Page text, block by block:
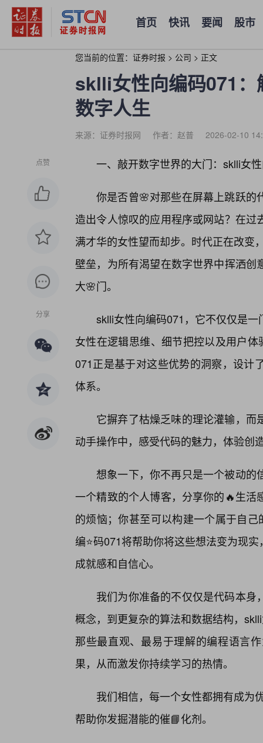
首页 快讯 要闻 股市
您当前的位置： 证券时报 > 公司 > 正文
sklli女性向编码071：
数字人生
来源：证券时报网 作者：赵普 2026-02-10
点赞
分享
一、敲开数字世界的大门：sklli女
你是否曾🌸对那些在屏幕上跳跃的
造出令人惊叹的应用程序或网站？在
满才华的女性望而却步。时代正在改变
壁垒，为所有渴望在数字世界中挥洒
大🌸门。
sklli女性向编码071，它不仅仅是
女性在逻辑思维、细节把控以及用户
071正是基于对这些优势的洞察，设计
体系。
它摒弃了枯燥乏味的理论灌输，
动手操作中，感受代码的魅力，体验创
想象一下，你不再只是一个被动的
一个精致的个人博客，分享你的🔥生
的烦恼；你甚至可以构建一个属于自
编⭐码071将帮助你将这些想法变为现
成就感和自信心。
我们为你准备的不仅仅是代码本
概念，到更复杂的算法和数据结构，
那些最直观、最易于理解的编程语言
果，从而激发你持续学习的热情。
我们相信，每一个女性都拥有成为
帮助你发掘潜能的催📘化剂。